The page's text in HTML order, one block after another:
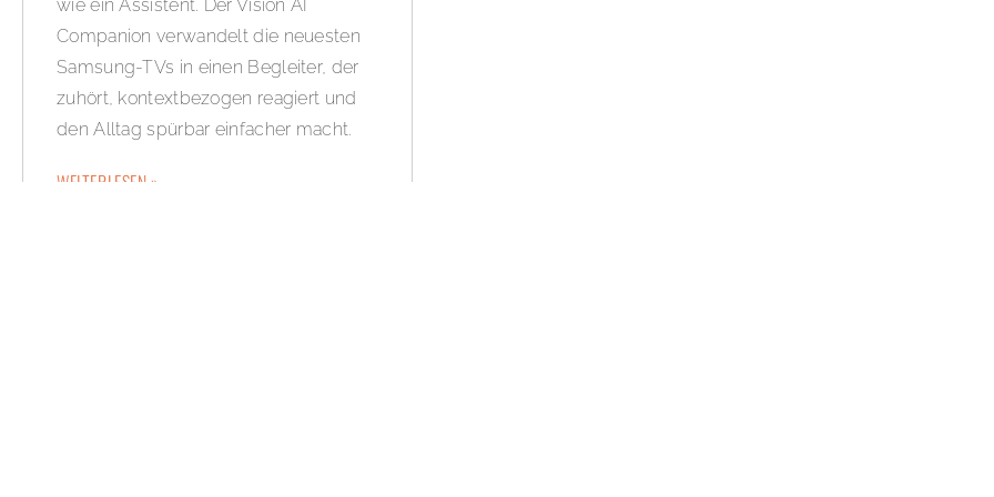
wie ein Assistent. Der Vision AI
Companion verwandelt die neuesten
Samsung-TVs in einen Begleiter, der
zuhört, kontextbezogen reagiert und
den Alltag spürbar einfacher macht.
WEITERLESEN »